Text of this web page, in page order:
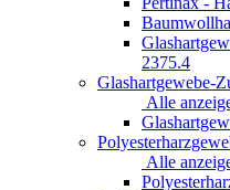
2375.4
Glashartgewebe-
Alle
Alle